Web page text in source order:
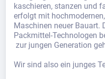
kaschieren, stanzen und
erfolgt mit
Maschinen neuer Bauart.
Packmittel-Technologen
zur jungen Generation
Wir sind also ein junges